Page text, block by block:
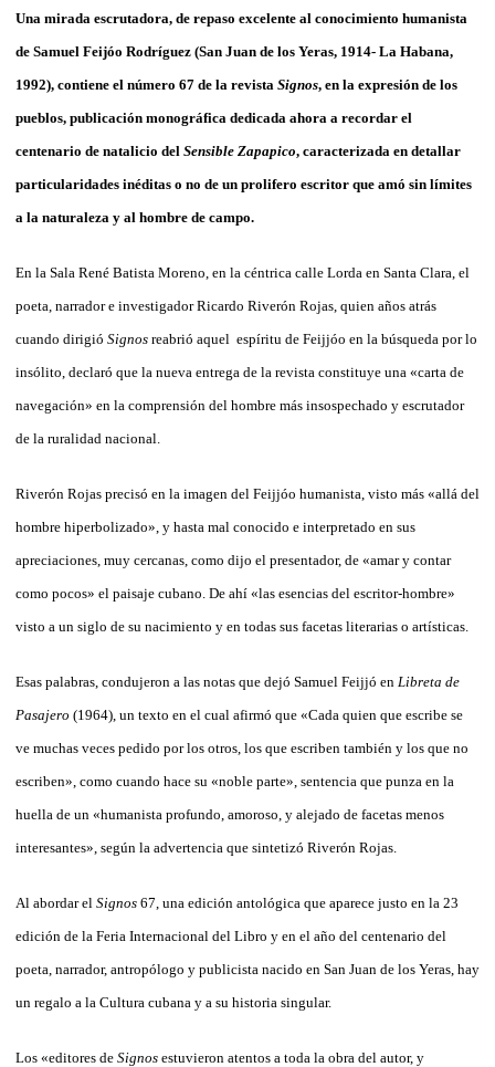
Una mirada escrutadora, de repaso excelente al conocimiento humanista
de Samuel Feijóo Rodríguez (San Juan de los Yeras, 1914- La Habana,
1992), contiene el número 67 de la revista Signos, en la expresión de los
pueblos, publicación monográfica dedicada ahora a recordar el
centenario de natalicio del Sensible Zapapico, caracterizada en detallar
particularidades inéditas o no de un prolifero escritor que amó sin límites
a la naturaleza y al hombre de campo.
En la Sala René Batista Moreno, en la céntrica calle Lorda en Santa Clara, el
poeta, narrador e investigador Ricardo Riverón Rojas, quien años atrás
cuando dirigió Signos reabrió aquel espíritu de Feijjóo en la búsqueda por lo
insólito, declaró que la nueva entrega de la revista constituye una «carta de
navegación» en la comprensión del hombre más insospechado y escrutador
de la ruralidad nacional.
Riverón Rojas precisó en la imagen del Feijjóo humanista, visto más «allá del
hombre hiperbolizado», y hasta mal conocido e interpretado en sus
apreciaciones, muy cercanas, como dijo el presentador, de «amar y contar
como pocos» el paisaje cubano. De ahí «las esencias del escritor-hombre»
visto a un siglo de su nacimiento y en todas sus facetas literarias o artísticas.
Esas palabras, condujeron a las notas que dejó Samuel Feijjó en Libreta de
Pasajero (1964), un texto en el cual afirmó que «Cada quien que escribe se
ve muchas veces pedido por los otros, los que escriben también y los que no
escriben», como cuando hace su «noble parte», sentencia que punza en la
huella de un «humanista profundo, amoroso, y alejado de facetas menos
interesantes», según la advertencia que sintetizó Riverón Rojas.
Al abordar el Signos 67, una edición antológica que aparece justo en la 23
edición de la Feria Internacional del Libro y en el año del centenario del
poeta, narrador, antropólogo y publicista nacido en San Juan de los Yeras, hay
un regalo a la Cultura cubana y a su historia singular.
Los «editores de Signos estuvieron atentos a toda la obra del autor, y